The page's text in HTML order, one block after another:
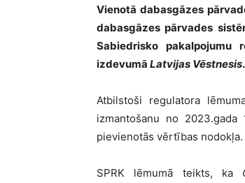
Vienotā dabasgāzes
dabasgāzes pārvades
Sabiedrisko pakalpojumu
izdevumā Latvijas Vēstnesis.
Atbilstoši regulatora
izmantošanu no
pievienotās vērtības nodokļa.
SPRK lēmumā teikts, ka